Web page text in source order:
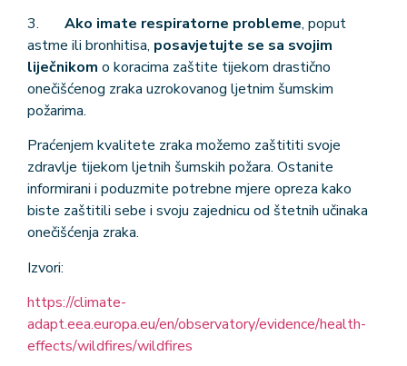
3. Ako imate respiratorne probleme, poput
astme ili bronhitisa, posavjetujte se sa svojim
liječnikom o koracima zaštite tijekom drastično
onečišćenog zraka uzrokovanog ljetnim šumskim
požarima.
Praćenjem kvalitete zraka možemo zaštititi svoje
zdravlje tijekom ljetnih šumskih požara. Ostanite
informirani i poduzmite potrebne mjere opreza kako
biste zaštitili sebe i svoju zajednicu od štetnih učinaka
onečišćenja zraka.
Izvori:
https://climate-
adapt.eea.europa.eu/en/observatory/evidence/health-
effects/wildfires/wildfires